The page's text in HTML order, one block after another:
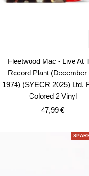
Fleetwood Mac - Live At
Record Plant (December
1974) (SYEOR 2025) Ltd.
Colored 2 Vinyl
Angebotspreis
47,99 €